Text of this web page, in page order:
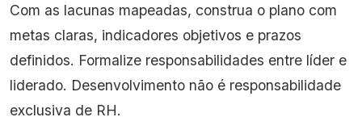
Com as lacunas mapeadas, construa o plano com
metas claras, indicadores objetivos e prazos
definidos. Formalize responsabilidades entre líder e
liderado. Desenvolvimento não é responsabilidade
exclusiva de RH.